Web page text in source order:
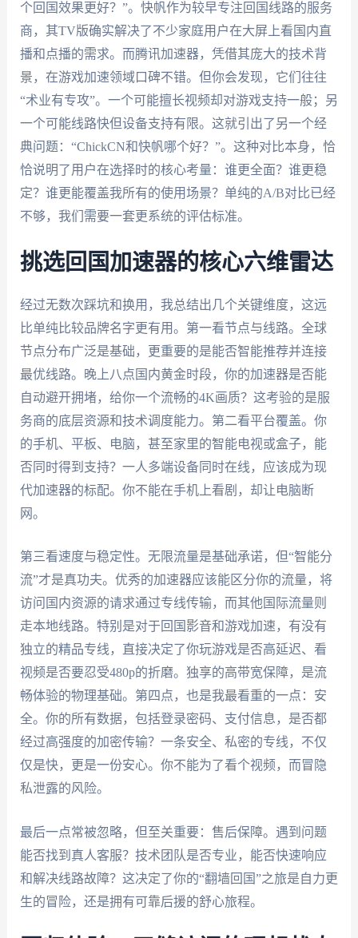
个回国效果更好？”。快帆作为较早专注回国线路的服务
商，其TV版确实解决了不少家庭用户在大屏上看国内直
播和点播的需求。而腾讯加速器，凭借其庞大的技术背
景，在游戏加速领域口碑不错。但你会发现，它们往往
“术业有专攻”。一个可能擅长视频却对游戏支持一般；另
一个可能线路快但设备支持有限。这就引出了另一个经
典问题：“ChickCN和快帆哪个好？”。这种对比本身，恰
恰说明了用户在选择时的核心考量：谁更全面？谁更稳
定？谁更能覆盖我所有的使用场景？单纯的A/B对比已经
不够，我们需要一套更系统的评估标准。
挑选回国加速器的核心六维雷达
经过无数次踩坑和换用，我总结出几个关键维度，这远
比单纯比较品牌名字更有用。第一看节点与线路。全球
节点分布广泛是基础，更重要的是能否智能推荐并连接
最优线路。晚上八点国内黄金时段，你的加速器是否能
自动避开拥堵，给你一个流畅的4K画质？这考验的是服
务商的底层资源和技术调度能力。第二看平台覆盖。你
的手机、平板、电脑，甚至家里的智能电视或盒子，能
否同时得到支持？一人多端设备同时在线，应该成为现
代加速器的标配。你不能在手机上看剧，却让电脑断
网。
第三看速度与稳定性。无限流量是基础承诺，但“智能分
流”才是真功夫。优秀的加速器应该能区分你的流量，将
访问国内资源的请求通过专线传输，而其他国际流量则
走本地线路。特别是对于回国影音和游戏加速，有没有
独立的精品专线，直接决定了你玩游戏是否高延迟、看
视频是否要忍受480p的折磨。独享的高带宽保障，是流
畅体验的物理基础。第四点，也是我最看重的一点：安
全。你的所有数据，包括登录密码、支付信息，是否都
经过高强度的加密传输？一条安全、私密的专线，不仅
仅是快，更是一份安心。你不能为了看个视频，而冒隐
私泄露的风险。
最后一点常被忽略，但至关重要：售后保障。遇到问题
能否找到真人客服？技术团队是否专业，能否快速响应
和解决线路故障？这决定了你的“翻墙回国”之旅是自力更
生的冒险，还是拥有可靠后援的舒心旅程。